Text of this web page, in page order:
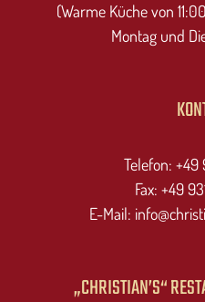
(Warme Küche von
Montag und
Telefon: +49
Fax: +49
E-Mail:
„CHRISTIAN’S“